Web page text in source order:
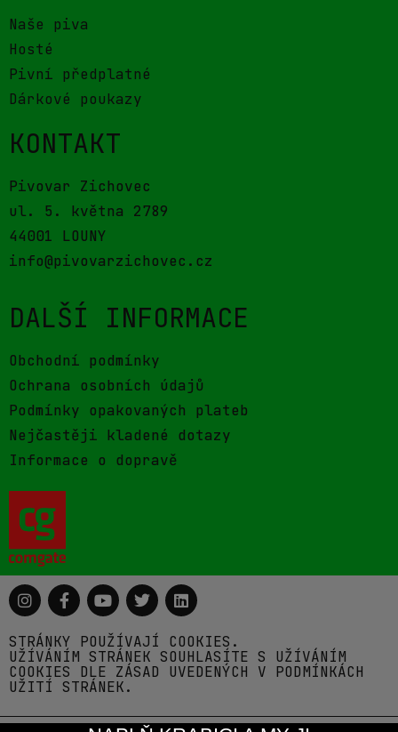
Naše piva
Hosté
Pivní předplatné
Dárkové poukazy
KONTAKT
Pivovar Zichovec
ul. 5. května 2789
44001 LOUNY
info@pivovarzichovec.cz
DALŠÍ INFORMACE
Obchodní podmínky
Ochrana osobních údajů
Podmínky opakovaných plateb
Nejčastěji kladené dotazy
Informace o dopravě
STRÁNKY POUŽÍVAJÍ COOKIES.
UŽÍVÁNÍM STRÁNEK SOUHLASÍTE S UŽÍVÁNÍM
COOKIES DLE ZÁSAD UVEDENÝCH V PODMÍNKÁCH
UŽITÍ STRÁNEK.